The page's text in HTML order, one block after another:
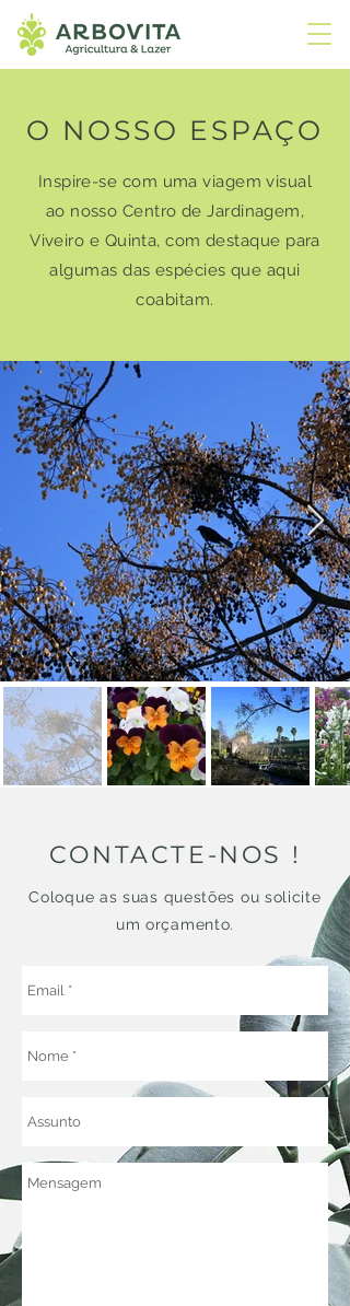
O NOSSO ESPAÇO
Inspire-se com uma viagem visual
ao nosso Centro de Jardinagem,
Viveiro e Quinta, com destaque para
algumas das espécies que aqui
coabitam.
CONTACTE-NOS !
Coloque as suas questões ou solicite
um orçamento.